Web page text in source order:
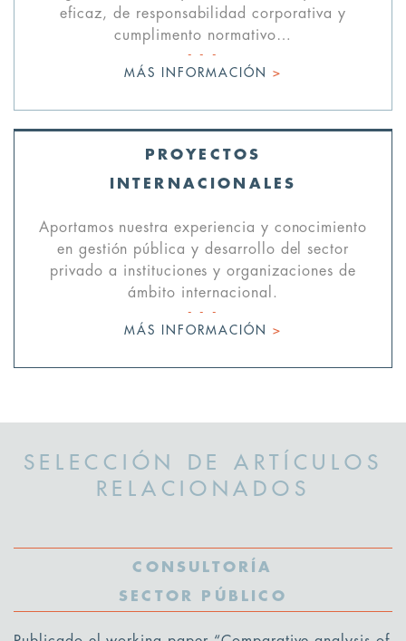
eficaz, de responsabilidad corporativa y
cumplimento normativo…
MÁS INFORMACIÓN>
PROYECTOS
INTERNACIONALES
Aportamos nuestra experiencia y conocimiento
en gestión pública y desarrollo del sector
privado a instituciones y organizaciones de
ámbito internacional.
MÁS INFORMACIÓN>
SELECCIÓN DE ARTÍCULOS
RELACIONADOS
CONSULTORÍA
SECTOR PÚBLICO